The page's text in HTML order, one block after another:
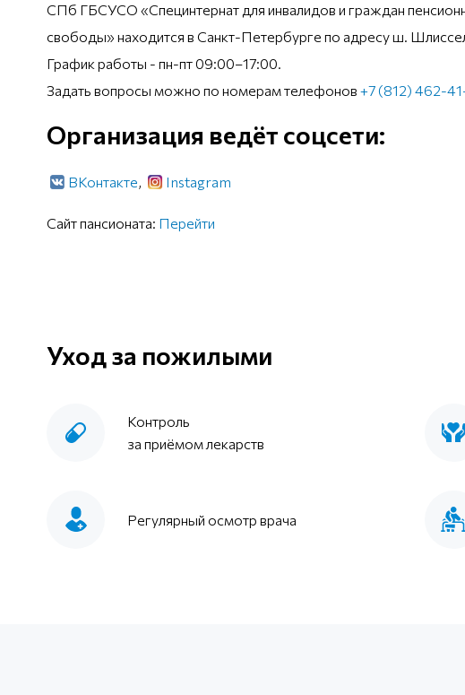
СПб ГБСУСО «Специнтернат для инвалидов и граждан
свободы» находится в Санкт-Петербурге по адресу ш.
График работы - пн-пт 09:00–17:00.
Задать вопросы можно по номерам телефонов +7 (812) 462-
Организация ведёт соцсети:
ВКонтакте, Instagram
Сайт пансионата: Перейти
Уход за пожилыми
Контроль
за приёмом лекарств
Регулярный осмотр врача